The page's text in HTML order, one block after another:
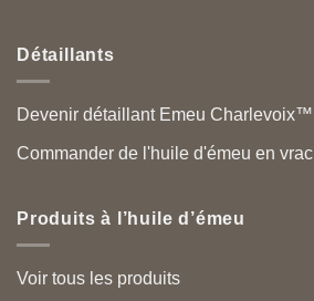
Détaillants
Devenir détaillant Emeu Charlevoix™
Commander de l'huile d'émeu en vrac
Produits à l’huile d’émeu
Voir tous les produits